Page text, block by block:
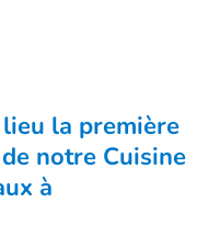
la première
notre Cuisine
à